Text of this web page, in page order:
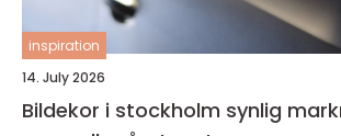
inspiration
14. July 2026
Bildekor i stockholm synlig marknadsföring